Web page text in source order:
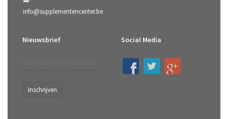
info@supplementencenter.be
Nieuwsbrief
Inschrijven
Social Media